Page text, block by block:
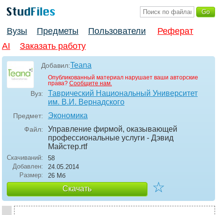
Вузы Предметы Пользователи
Реферат
AI
Заказать работу
Добавил:Teana
Опубликованный материал нарушает ваши авторские
права? Сообщите нам.
Вуз:
Таврический Национальный Университет
им. В.И. Вернадского
Предмет: Экономика
Файл:
Управление фирмой, оказывающей
профессиональные услуги - Дэвид
Майстер.rtf
Скачиваний:
58
Добавлен:
24.05.2014
Размер:
26 Мб
Скачать ☆